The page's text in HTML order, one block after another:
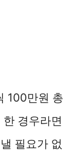
100만원 총
경우라면
필요가 없